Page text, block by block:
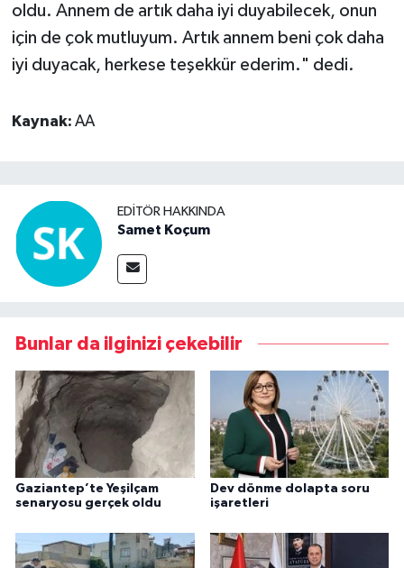
oldu. Annem de artık daha iyi duyabilecek, onun
için de çok mutluyum. Artık annem beni çok daha
iyi duyacak, herkese teşekkür ederim." dedi.
Kaynak: AA
EDITÖR HAKKINDA
Samet Koçum
Bunlar da ilginizi çekebilir
Gaziantep’te Yeşilçam
senaryosu gerçek oldu
Dev dönme dolapta soru
işaretleri